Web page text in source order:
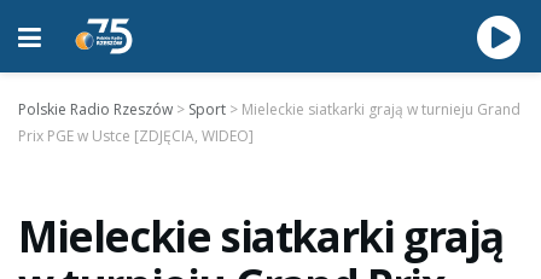
Polskie Radio Rzeszów > Sport > Mieleckie siatkarki grają w turnieju Grand
Prix PGE w Ustce [ZDJĘCIA, WIDEO]
Mieleckie siatkarki grają